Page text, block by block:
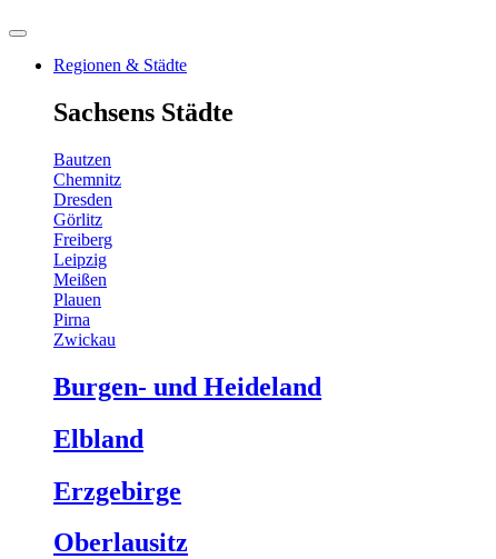
Regionen & Städte
Sachsens Städte
Bautzen
Chemnitz
Dresden
Görlitz
Freiberg
Leipzig
Meißen
Plauen
Pirna
Zwickau
Burgen- und Heideland
Elbland
Erzgebirge
Oberlausitz